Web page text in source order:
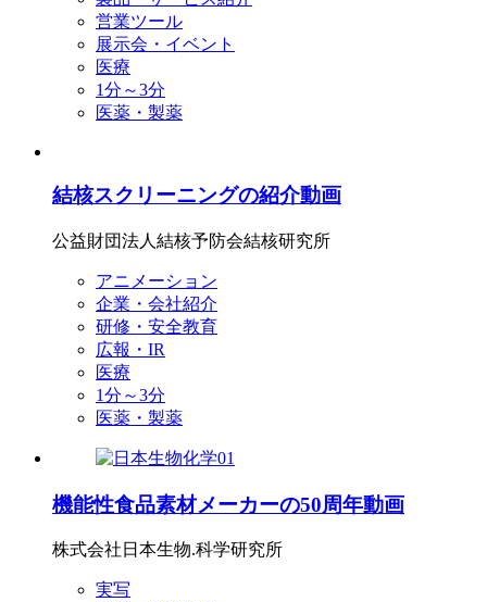
営業ツール
展示会・イベント
医療
1分～3分
医薬・製薬
結核スクリーニングの紹介動画
公益財団法人結核予防会結核研究所
アニメーション
企業・会社紹介
研修・安全教育
広報・IR
医療
1分～3分
医薬・製薬
機能性食品素材メーカーの50周年動画
株式会社日本生物.科学研究所
実写